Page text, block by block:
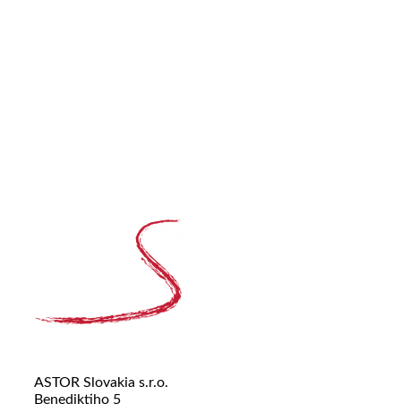
ASTOR Slovakia s.r.o.
Benediktiho 5